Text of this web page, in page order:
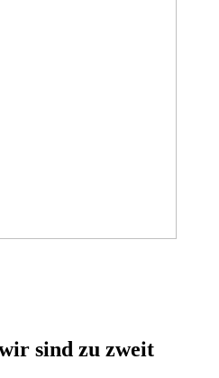
sind zu zweit